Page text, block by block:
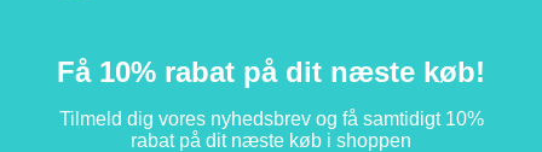
Få 10% rabat på dit næste køb!
Tilmeld dig vores nyhedsbrev og få samtidigt 10%
rabat på dit næste køb i shoppen